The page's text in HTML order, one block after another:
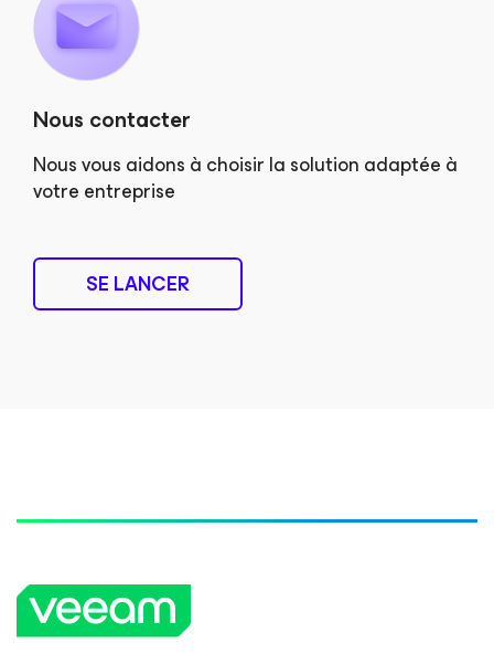
Nous contacter
Nous vous aidons à choisir la solution adaptée à
votre entreprise
SE LANCER